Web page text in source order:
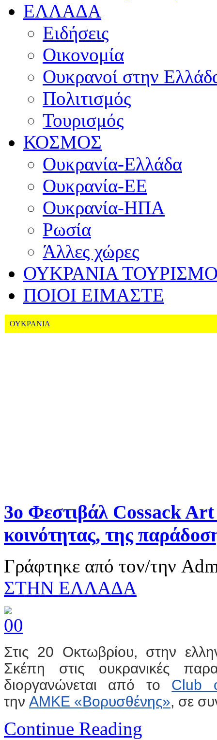
ΕΛΛΑΔΑ
Ειδήσεις
Οικονομία
Ουκρανοί στην
Πολιτισμός
Τουρισμός
ΚΟΣΜΟΣ
Ουκρανία-Ελλάδα
Ουκρανία-ΕΕ
Ουκρανία-ΗΠΑ
Ρωσία
Άλλες χώρες
ΟΥΚΡΑΝΙΑ
ΠΟΙΟΙ ΕΙΜΑΣΤΕ
ΟΥΚΡΑΝΙΑ
3ο Φεστιβάλ Cossack
κοινότητας, της
Γράφτηκε από τον/την
ΣΤΗΝ ΕΛΛΑΔΑ
Στις 20 Οκτωβρίου, στην
Σκέπη στις ουκρανικές
διοργανώνεται από το Club
την ΑΜΚΕ «Βορυσθένης», σε
Continue Reading